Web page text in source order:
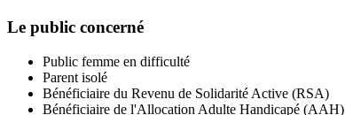
Le public concerné
Public femme en difficulté
Parent isolé
Bénéficiaire du Revenu de Solidarité Active (RSA)
Bénéficiaire de l'Allocation Adulte Handicapé (AAH)